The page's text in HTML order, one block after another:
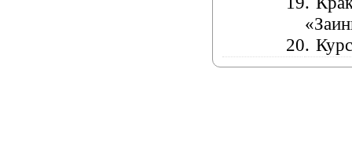
20.